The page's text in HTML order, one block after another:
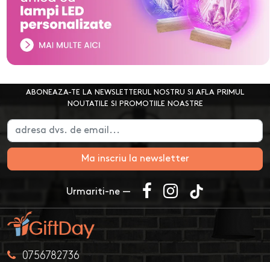
ABONEAZA-TE LA NEWSLETTERUL NOSTRU SI AFLA PRIMUL
NOUTATILE SI PROMOTIILE NOASTRE
Ma inscriu la newsletter
Urmariti-ne —
0756782736